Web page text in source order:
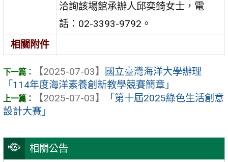
相關公告
洽詢該場館承辦人邱奕錡女士，電
話：02-3393-9792。
相關附件
【2025-07-03】
國立臺灣海洋大學辦理
「114年度海洋素養創新教學競賽簡章」
【2025-07-03】
「第十屆2025綠色生活創意
設計大賽」